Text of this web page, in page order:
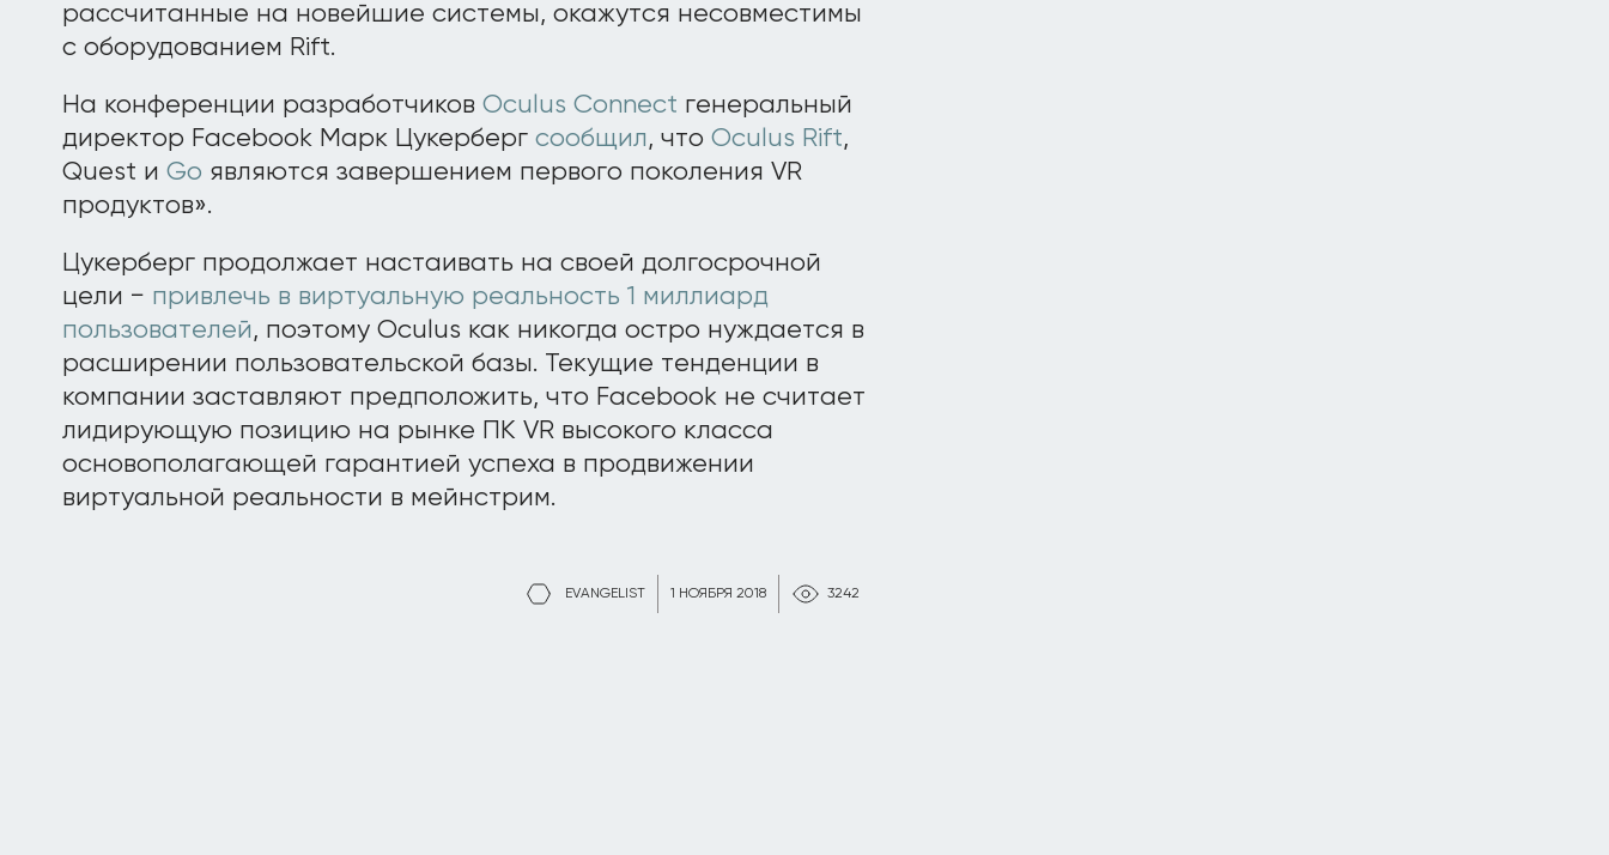
EVANGELIST 1 НОЯБРЯ 2018 3242
рассчитанные на новейшие системы, окажутся несовместимы
с оборудованием Rift.
На конференции разработчиков Oculus Connect генеральный
директор Facebook Марк Цукерберг сообщил, что Oculus Rift,
Quest и Go являются завершением первого поколения VR
продуктов».
Цукерберг продолжает настаивать на своей долгосрочной
цели − привлечь в виртуальную реальность 1 миллиард
пользователей, поэтому Oculus как никогда остро нуждается в
расширении пользовательской базы. Текущие тенденции в
компании заставляют предположить, что Facebook не считает
лидирующую позицию на рынке ПК VR высокого класса
основополагающей гарантией успеха в продвижении
виртуальной реальности в мейнстрим.